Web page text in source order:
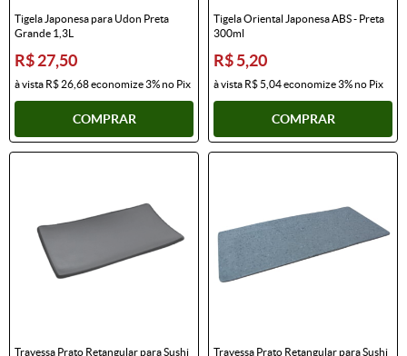
Tigela Japonesa para Udon Preta
Grande 1,3L
R$ 27,50
à vista R$ 26,68economize3%no Pix
COMPRAR
Tigela Oriental Japonesa ABS - Preta
300ml
R$ 5,20
à vista R$ 5,04economize3%no Pix
COMPRAR
Travessa Prato Retangular para Sushi Travessa Prato Retangular para Sushi